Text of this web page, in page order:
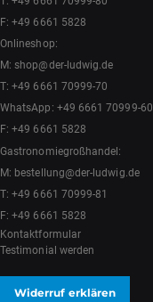
F: +49 6661 5828
Onlineshop:
M:shop@der-ludwig.de
T:+49 6661 70999-70
WhatsApp: +49 6661 70999-60
F: +49 6661 5828
Gastronomiegroßhandel:
M: bestellung@der-ludwig.de
T:+49 6661 70999-81
F: +49 6661 5828
Kontaktformular
Testimonial werden
Widerruf erklären